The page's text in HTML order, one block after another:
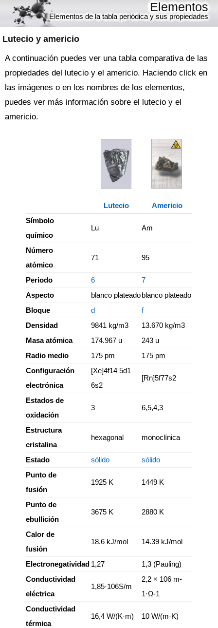
Lutecio y americio
Elementos
Elementos de la tabla periódica y sus propiedades
A continuación puedes ver una tabla comparativa de las
propiedades del lutecio y el americio. Haciendo click en
las imágenes o en los nombres de los elementos,
puedes ver más información sobre el lutecio y el
americio.
Lutecio
Americio
Símbolo
químico
Lu Am
Número
atómico
71 95
Periodo 6
7
Aspecto
blanco plateadoblanco plateado
Bloque
d
f
Densidad
9841 kg/m3
13.670 kg/m3
Masa atómica
174.967 u
243 u
Radio medio
175 pm
175 pm
Configuración
electrónica
[Xe]4f14 5d1
6s2
[Rn]5f77s2
Estados de
oxidación
3 6,5,4,3
Estructura
cristalina
hexagonal monoclínica
Estado sólido
sólido
Punto de
fusión
1925 K 1449 K
Punto de
ebullición
3675 K 2880 K
Calor de
fusión
18.6 kJ/mol 14.39 kJ/mol
Electronegatividad 1,27
1,3 (Pauling)
Conductividad
eléctrica
1,85·106S/m
2,2 × 106 m-
1·Ω-1
Conductividad
térmica
16,4 W/(K·m) 10 W/(m·K)